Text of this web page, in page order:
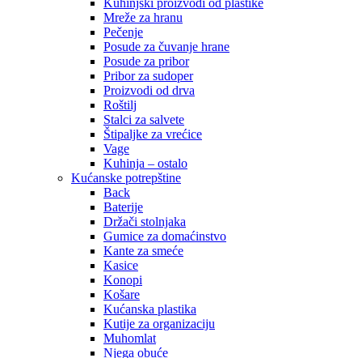
Kuhinjski proizvodi od plastike
Mreže za hranu
Pečenje
Posude za čuvanje hrane
Posude za pribor
Pribor za sudoper
Proizvodi od drva
Roštilj
Stalci za salvete
Štipaljke za vrećice
Vage
Kuhinja – ostalo
Kućanske potrepštine
Back
Baterije
Držači stolnjaka
Gumice za domaćinstvo
Kante za smeće
Kasice
Konopi
Košare
Kućanska plastika
Kutije za organizaciju
Muhomlat
Njega obuće